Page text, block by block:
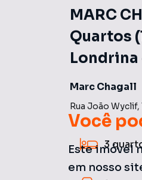
Você
Este imóvel
em nosso
MARC
Quartos
Londrina
Marc Chagall
Rua João Wyclif,
3